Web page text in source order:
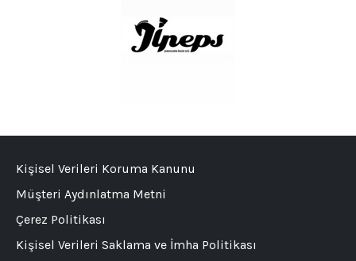
Kişisel Verileri Koruma Kanunu
Müşteri Aydınlatma Metni
Çerez Politikası
Kişisel Verileri Saklama ve İmha Politikası